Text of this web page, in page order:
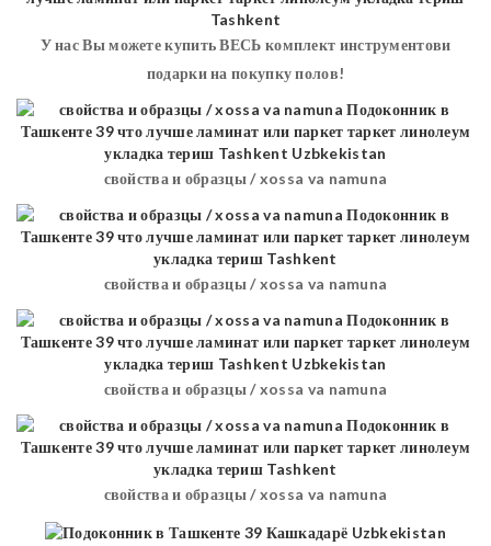
У нас Вы можете купить ВЕСЬ комплект инструментови
подарки на покупку полов!
свойства и образцы / xossa va namuna
свойства и образцы / xossa va namuna
свойства и образцы / xossa va namuna
свойства и образцы / xossa va namuna